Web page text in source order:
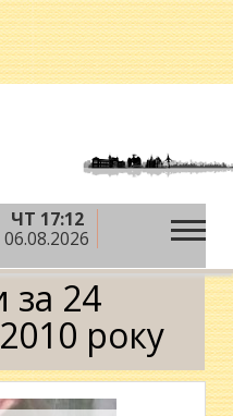
ЧТ 17:12
06.08.2026
»
24 листопада
за 24
року